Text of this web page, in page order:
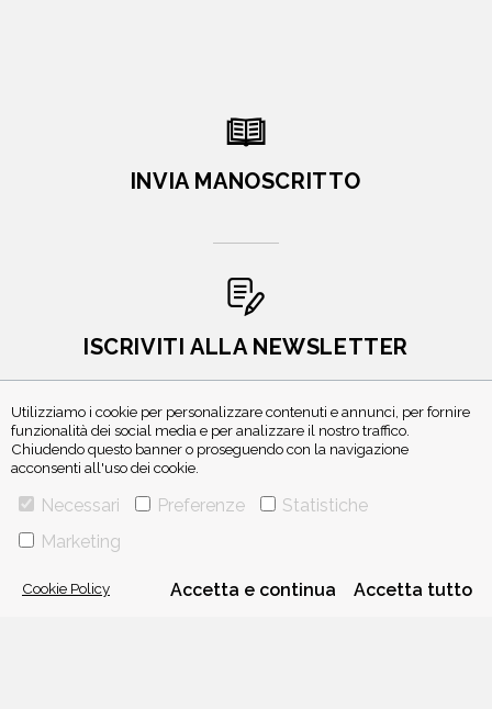
Utilizziamo i cookie per personalizzare contenuti e annunci, per fornire
funzionalità dei social media e per analizzare il nostro traffico.
Chiudendo questo banner o proseguendo con la navigazione
acconsenti all'uso dei cookie.
Necessari Preferenze
Statistiche
Marketing
Cookie Policy Accetta e continua Accetta tutto
INVIA MANOSCRITTO
ISCRIVITI ALLA NEWSLETTER
E-MAIL:INFO@PONTEALLEGRAZIE.IT